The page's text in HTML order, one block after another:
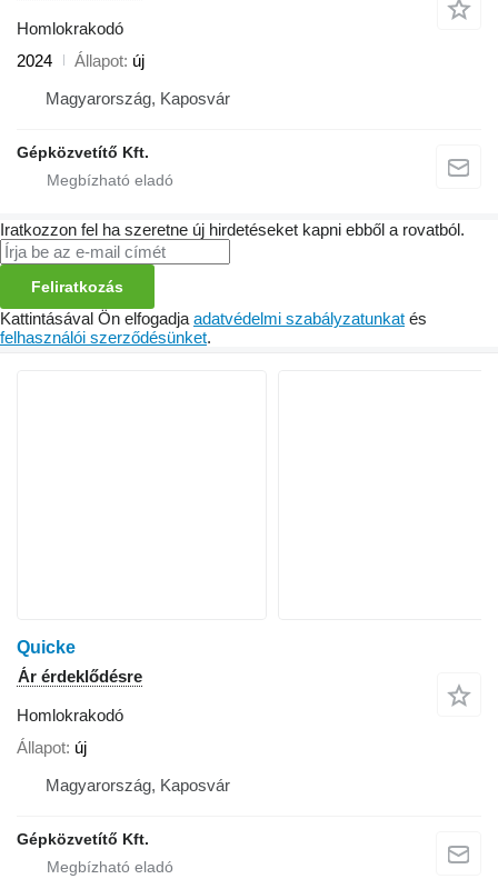
Homlokrakodó
2024
Állapot új
Magyarország, Kaposvár
Gépközvetítő Kft.
Iratkozzon fel ha szeretne új hirdetéseket kapni ebből a rovatból.
Feliratkozás
Kattintásával Ön elfogadja adatvédelmi szabályzatunkat és
felhasználói szerződésünket.
Quicke
Ár érdeklődésre
Homlokrakodó
Állapot új
Magyarország, Kaposvár
Gépközvetítő Kft.